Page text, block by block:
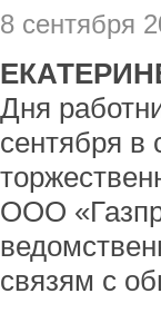
8 сентября
Дня
сентября
ООО
связям с